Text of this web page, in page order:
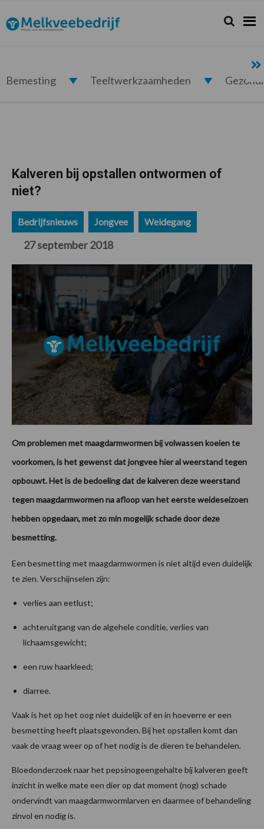
de
hoofdnavigatie
de
hoofd
de
eerste
de
voettekst
Melkveebedrijf.nl Zoeken...
Zoek
Bemesting Teeltwerkzaamheden
Kalveren bij opstallen ontwormen of
niet?
Bedrijfsnieuws Jongvee Weidegang
27 september 2018
Om problemen met maagdarmwormen bij volwassen koeien te
voorkomen, is het gewenst dat jongvee hier al weerstand tegen
opbouwt. Het is de bedoeling dat de kalveren deze weerstand
tegen maagdarmwormen na afloop van het eerste weideseizoen
hebben opgedaan, met zo min mogelijk schade door deze
besmetting.
Een besmetting met maagdarmwormen is niet altijd even duidelijk
te zien. Verschijnselen zijn:
verlies aan eetlust;
achteruitgang van de algehele conditie, verlies van
lichaamsgewicht;
een ruw haarkleed;
diarree.
Vaak is het op het oog niet duidelijk of en in hoeverre er een
besmetting heeft plaatsgevonden. Bij het opstallen komt dan
vaak de vraag weer op of het nodig is de dieren te behandelen.
Bloedonderzoek naar het pepsinogeengehalte bij kalveren geeft
inzicht in welke mate een dier op dat moment (nog) schade
ondervindt van maagdarmwormlarven en daarmee of behandeling
zinvol en nodig is.